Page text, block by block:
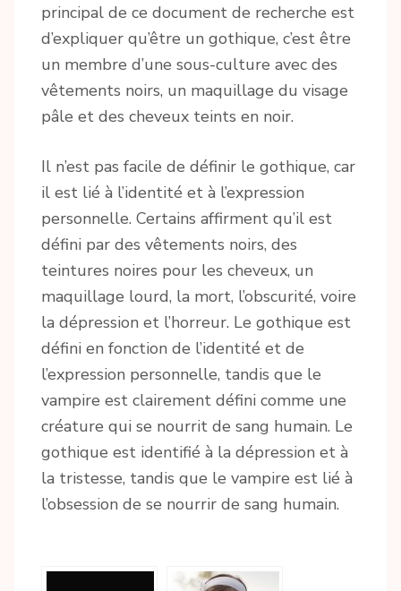
principal de ce document de recherche est
d’expliquer qu’être un gothique, c’est être
un membre d’une sous-culture avec des
vêtements noirs, un maquillage du visage
pâle et des cheveux teints en noir.
Il n’est pas facile de définir le gothique, car
il est lié à l’identité et à l’expression
personnelle. Certains affirment qu’il est
défini par des vêtements noirs, des
teintures noires pour les cheveux, un
maquillage lourd, la mort, l’obscurité, voire
la dépression et l’horreur. Le gothique est
défini en fonction de l’identité et de
l’expression personnelle, tandis que le
vampire est clairement défini comme une
créature qui se nourrit de sang humain. Le
gothique est identifié à la dépression et à
la tristesse, tandis que le vampire est lié à
l’obsession de se nourrir de sang humain.